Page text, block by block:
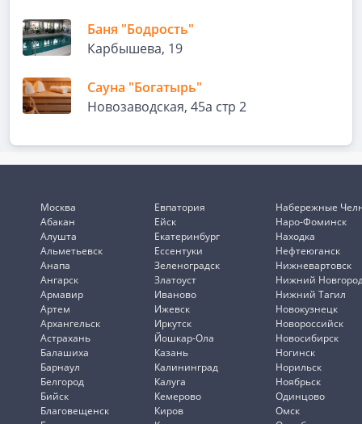
Баня "Бодрость"
Карбышева, 19
Сауна "Богатырь"
Новозаводская, 45а стр 2
Москва
Абакан
Алушта
Альметьевск
Анапа
Ангарск
Армавир
Артем
Архангельск
Астрахань
Балашиха
Барнаул
Белгород
Бийск
Благовещенск
Евпатория
Ейск
Екатеринбург
Ессентуки
Зеленоградск
Златоуст
Иваново
Ижевск
Иркутск
Йошкар-Ола
Казань
Калининград
Калуга
Кемерово
Киров
Набережные
Наро-Фоминск
Находка
Нефтеюганск
Нижневартовск
Нижний
Нижний Тагил
Новокузнецк
Новороссийск
Новосибирск
Ногинск
Норильск
Ноябрьск
Одинцово
Омск